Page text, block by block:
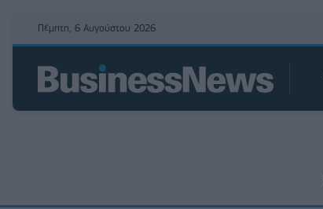
Πέμπτη, 6 Αυγούστου 2026